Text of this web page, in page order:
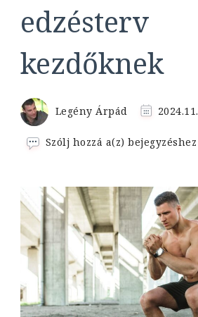
edzésterv
kezdőknek
Legény Árpád
Szólj hozzá a(z)Street
kezdőknek
bejegyzéshez